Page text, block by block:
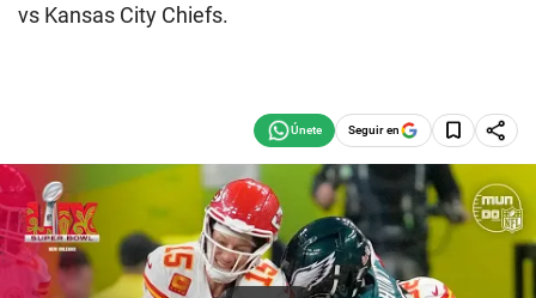
vs Kansas City Chiefs.
Seguir en